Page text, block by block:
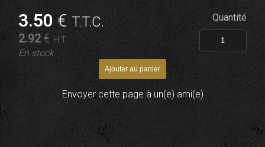
3.50 €T.T.C.
2.92 € H.T.
En stock
Quantité
Envoyer cette page à un(e) ami(e)